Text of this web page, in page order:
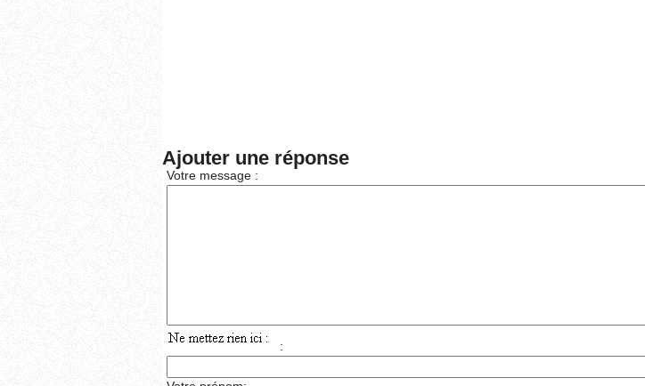
Ajouter une réponse
Votre message :
: